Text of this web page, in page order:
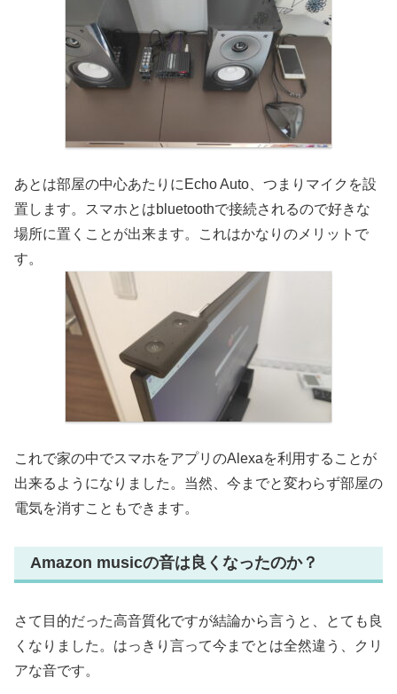
あとは部屋の中心あたりにEcho Auto、つまりマイクを設
置します。スマホとはbluetoothで接続されるので好きな
場所に置くことが出来ます。これはかなりのメリットで
す。
これで家の中でスマホをアプリのAlexaを利用することが
出来るようになりました。当然、今までと変わらず部屋の
電気を消すこともできます。
Amazon musicの音は良くなったのか？
さて目的だった高音質化ですが結論から言うと、とても良
くなりました。はっきり言って今までとは全然違う、クリ
アな音です。